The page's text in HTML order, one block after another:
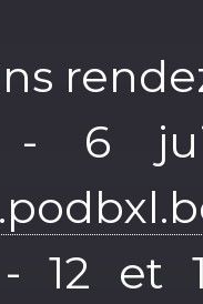
- 6
12 et